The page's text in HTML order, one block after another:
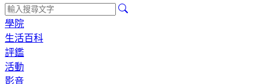
學院
生活百科
評鑑
活動
影音